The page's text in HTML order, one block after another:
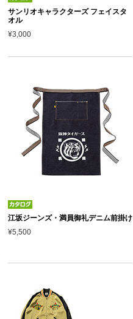
サンリオキャラクターズ フェイスタ
オル
¥3,000
江坂ジーンズ・満員御礼デニム前掛け
¥5,500